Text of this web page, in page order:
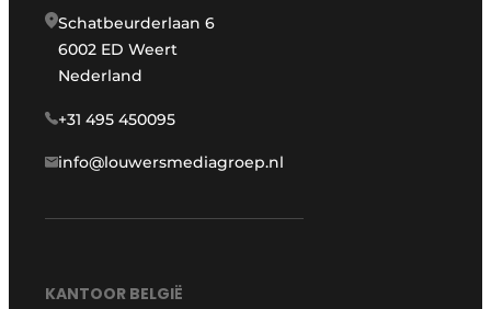
Schatbeurderlaan 6
6002 ED Weert
Nederland
+31 495 450095
info@louwersmediagroep.nl
KANTOOR BELGIË